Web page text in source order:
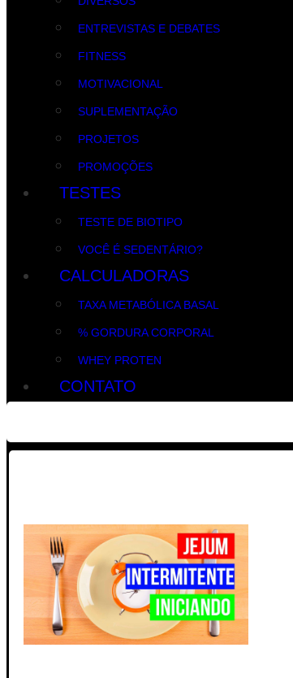
ENTREVISTAS E DEBATES
FITNESS
MOTIVACIONAL
SUPLEMENTAÇÃO
PROJETOS
PROMOÇÕES
TESTES
TESTE DE BIOTIPO
VOCÊ É SEDENTÁRIO?
CALCULADORAS
TAXA METABÓLICA BASAL
% GORDURA CORPORAL
WHEY PROTEN
CONTATO